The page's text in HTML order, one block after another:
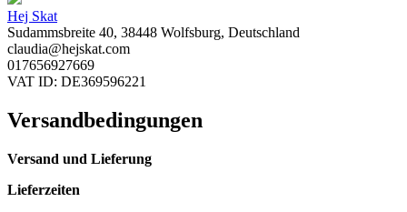
Hej Skat
Sudammsbreite 40, 38448 Wolfsburg, Deutschland
claudia@hejskat.com
017656927669
VAT ID: DE369596221
Versandbedingungen
Versand und Lieferung
Lieferzeiten